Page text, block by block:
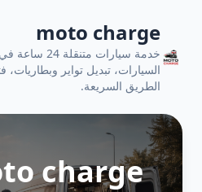
moto charge
خدمة سيارات
السيارات، تبديل تواير
الطريق السريعة.
charge